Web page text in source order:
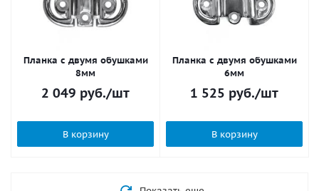
Планка с двумя обушками
8мм
2 049 руб./шт
В корзину
Планка с двумя обушками
6мм
1 525 руб./шт
В корзину